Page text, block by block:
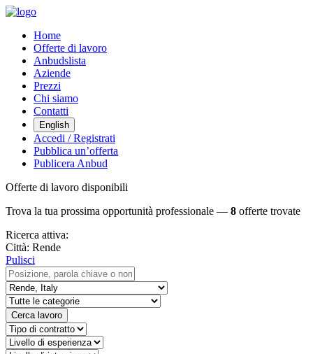
Home
Offerte di lavoro
Anbudslista
Aziende
Prezzi
Chi siamo
Contatti
English
Accedi / Registrati
Pubblica un’offerta
Publicera Anbud
Offerte di lavoro disponibili
Trova la tua prossima opportunità professionale — 8 offerte trovate
Ricerca attiva:
Città: Rende
Pulisci
Cerca lavoro